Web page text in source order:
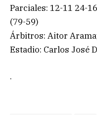
Parciales: 12-11 24-
(79-59)
Árbitros: Aitor
Estadio: Carlos José
.